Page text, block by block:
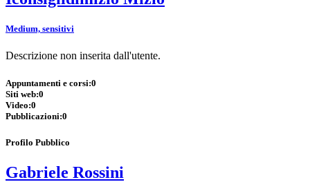
Medium, sensitivi
Descrizione non inserita dall'utente.
Appuntamenti e corsi:0
Siti web:0
Video:0
Pubblicazioni:0
Profilo Pubblico
Gabriele Rossini